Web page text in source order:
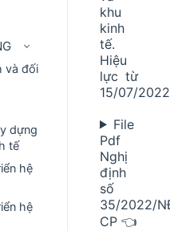
và đối
dựng
tế
hệ
hệ
khu
kinh
tế.
Hiệu
lực từ
15/07/2022
File
Pdf
Nghị
định
số
35/2022/
CP 👈